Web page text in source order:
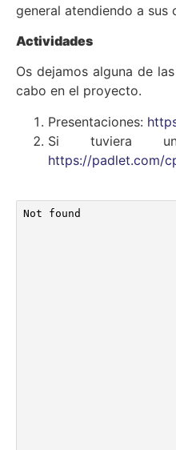
general atendiendo a sus
Actividades
Os dejamos alguna de
cabo en el proyecto.
Presentaciones:
Si tuviera
https://padlet.com/